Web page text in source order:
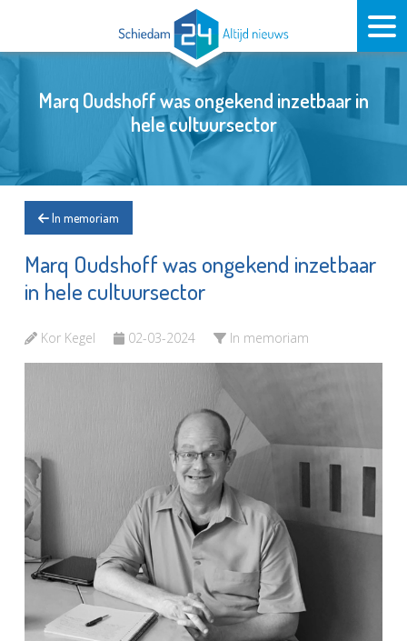
Marq Oudshoff was ongekend inzetbaar in
hele cultuursector
In memoriam
Marq Oudshoff was ongekend inzetbaar
in hele cultuursector
Kor Kegel 02-03-2024 In memoriam